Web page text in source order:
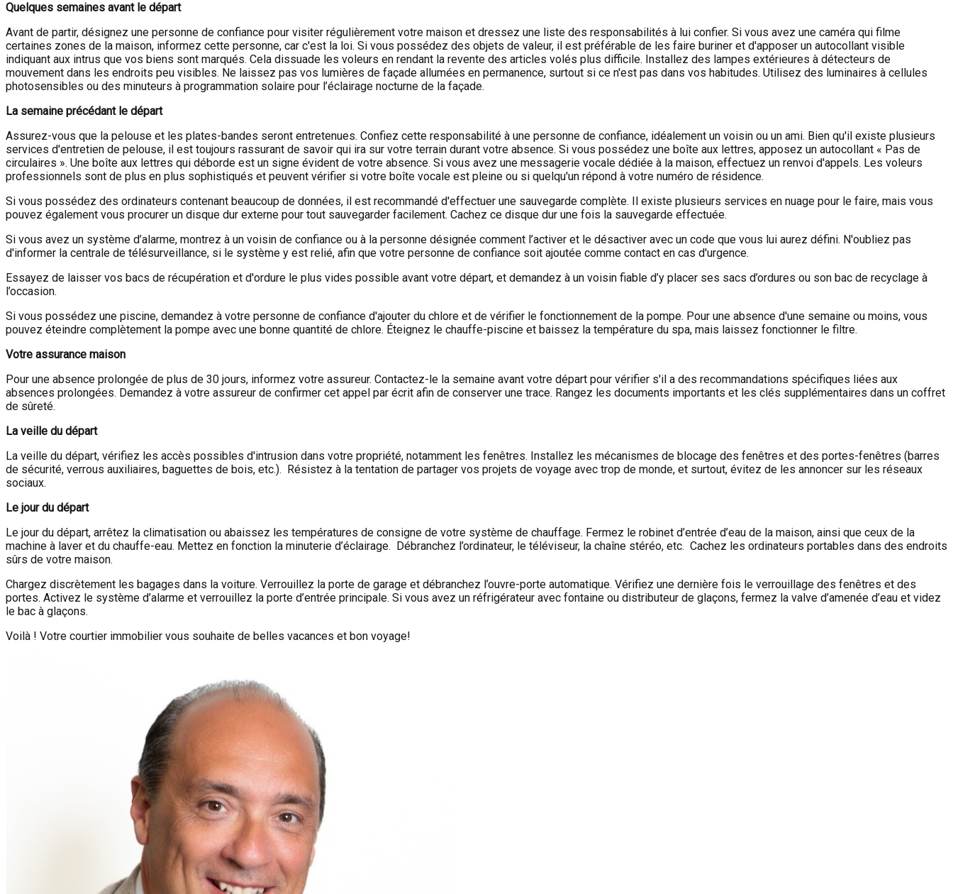
Quelques semaines avant le départ
Avant de partir, désignez une personne de confiance pour visiter régulièrement votre maison et dressez une liste des responsabilités à lui confier. Si vous avez une caméra qui filme
certaines zones de la maison, informez cette personne, car c'est la loi. Si vous possédez des objets de valeur, il est préférable de les faire buriner et d'apposer un autocollant visible
indiquant aux intrus que vos biens sont marqués. Cela dissuade les voleurs en rendant la revente des articles volés plus difficile. Installez des lampes extérieures à détecteurs de
mouvement dans les endroits peu visibles. Ne laissez pas vos lumières de façade allumées en permanence, surtout si ce n'est pas dans vos habitudes. Utilisez des luminaires à cellules
photosensibles ou des minuteurs à programmation solaire pour l’éclairage nocturne de la façade.
La semaine précédant le départ
Assurez-vous que la pelouse et les plates-bandes seront entretenues. Confiez cette responsabilité à une personne de confiance, idéalement un voisin ou un ami. Bien qu'il existe plusieurs
services d'entretien de pelouse, il est toujours rassurant de savoir qui ira sur votre terrain durant votre absence. Si vous possédez une boîte aux lettres, apposez un autocollant « Pas de
circulaires ». Une boîte aux lettres qui déborde est un signe évident de votre absence. Si vous avez une messagerie vocale dédiée à la maison, effectuez un renvoi d'appels. Les voleurs
professionnels sont de plus en plus sophistiqués et peuvent vérifier si votre boîte vocale est pleine ou si quelqu'un répond à votre numéro de résidence.
Si vous possédez des ordinateurs contenant beaucoup de données, il est recommandé d'effectuer une sauvegarde complète. Il existe plusieurs services en nuage pour le faire, mais vous
pouvez également vous procurer un disque dur externe pour tout sauvegarder facilement. Cachez ce disque dur une fois la sauvegarde effectuée.
Si vous avez un système d’alarme, montrez à un voisin de confiance ou à la personne désignée comment l’activer et le désactiver avec un code que vous lui aurez défini. N'oubliez pas
d'informer la centrale de télésurveillance, si le système y est relié, afin que votre personne de confiance soit ajoutée comme contact en cas d'urgence.
Essayez de laisser vos bacs de récupération et d'ordure le plus vides possible avant votre départ, et demandez à un voisin fiable d’y placer ses sacs d’ordures ou son bac de recyclage à
l’occasion.
Si vous possédez une piscine, demandez à votre personne de confiance d'ajouter du chlore et de vérifier le fonctionnement de la pompe. Pour une absence d'une semaine ou moins, vous
pouvez éteindre complètement la pompe avec une bonne quantité de chlore. Éteignez le chauffe-piscine et baissez la température du spa, mais laissez fonctionner le filtre.
Votre assurance maison
Pour une absence prolongée de plus de 30 jours, informez votre assureur. Contactez-le la semaine avant votre départ pour vérifier s'il a des recommandations spécifiques liées aux
absences prolongées. Demandez à votre assureur de confirmer cet appel par écrit afin de conserver une trace. Rangez les documents importants et les clés supplémentaires dans un coffret
de sûreté.
La veille du départ
La veille du départ, vérifiez les accès possibles d'intrusion dans votre propriété, notamment les fenêtres. Installez les mécanismes de blocage des fenêtres et des portes-fenêtres (barres
de sécurité, verrous auxiliaires, baguettes de bois, etc.). Résistez à la tentation de partager vos projets de voyage avec trop de monde, et surtout, évitez de les annoncer sur les réseaux
sociaux.
Le jour du départ
Le jour du départ, arrêtez la climatisation ou abaissez les températures de consigne de votre système de chauffage. Fermez le robinet d’entrée d’eau de la maison, ainsi que ceux de la
machine à laver et du chauffe-eau. Mettez en fonction la minuterie d’éclairage. Débranchez l’ordinateur, le téléviseur, la chaîne stéréo, etc. Cachez les ordinateurs portables dans des endroits
sûrs de votre maison.
Chargez discrètement les bagages dans la voiture. Verrouillez la porte de garage et débranchez l’ouvre-porte automatique. Vérifiez une dernière fois le verrouillage des fenêtres et des
portes. Activez le système d’alarme et verrouillez la porte d’entrée principale. Si vous avez un réfrigérateur avec fontaine ou distributeur de glaçons, fermez la valve d’amenée d’eau et videz
le bac à glaçons.
Voilà ! Votre courtier immobilier vous souhaite de belles vacances et bon voyage!